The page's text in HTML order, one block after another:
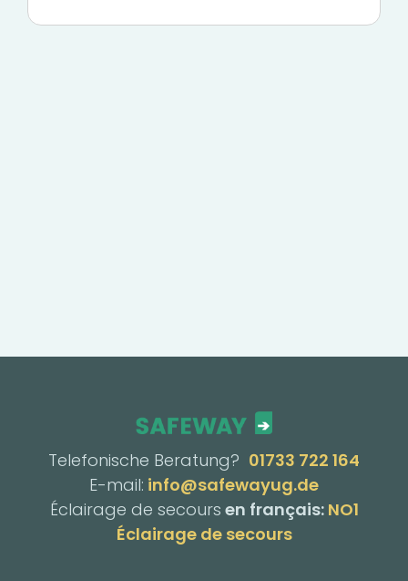
Telefonische Beratung? 01733 722 164
E-mail: info@safewayug.de
Éclairage de secours en français: NO1
Éclairage de secours